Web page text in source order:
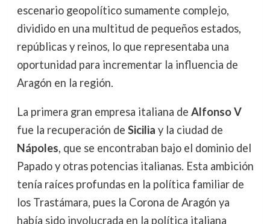
escenario geopolítico sumamente complejo,
dividido en una multitud de pequeños estados,
repúblicas y reinos, lo que representaba una
oportunidad para incrementar la influencia de
Aragón en la región.
La primera gran empresa italiana de Alfonso V
fue la recuperación de Sicilia y la ciudad de
Nápoles, que se encontraban bajo el dominio del
Papado y otras potencias italianas. Esta ambición
tenía raíces profundas en la política familiar de
los Trastámara, pues la Corona de Aragón ya
había sido involucrada en la política italiana